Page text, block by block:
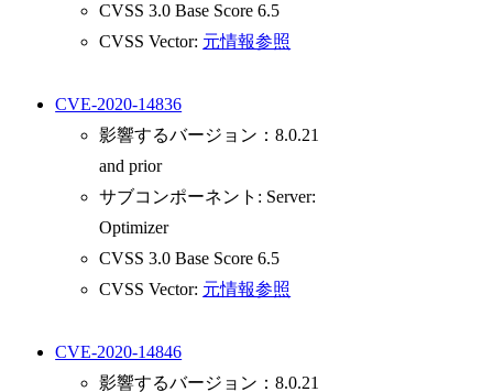
CVSS 3.0 Base Score 6.5
CVSS Vector: 元情報参照
CVE-2020-14836
影響するバージョン：8.0.21
and prior
サブコンポーネント: Server:
Optimizer
CVSS 3.0 Base Score 6.5
CVSS Vector: 元情報参照
CVE-2020-14846
影響するバージョン：8.0.21